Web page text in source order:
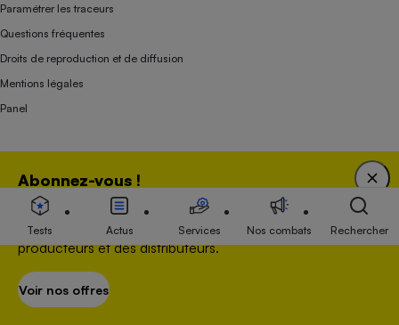
Abonnez-vous !
Bénéficiez d'une expertise unique tout en soutenant
une association 100 % indépendante de l'Etat, des
producteurs et des distributeurs.
Voir nos offres
Paramétrer les traceurs
Questions fréquentes
Droits de reproduction et de diffusion
Mentions légales
Panel
Association indépendante de l’État, des syndicats, des producteurs et des
distributeurs depuis 1951.
Tests Actus Services Nos combats Rechercher